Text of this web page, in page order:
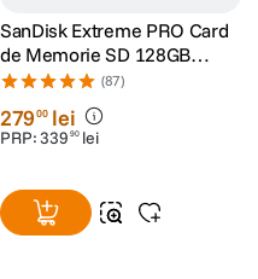
SanDisk Extreme PRO Card
de Memorie SD 128GB
SDXC UHS-I Class 10 U3 V30
+ 2 Ani RescuePRO Deluxe
(87)
27900 lei
PRP:339 90 lei